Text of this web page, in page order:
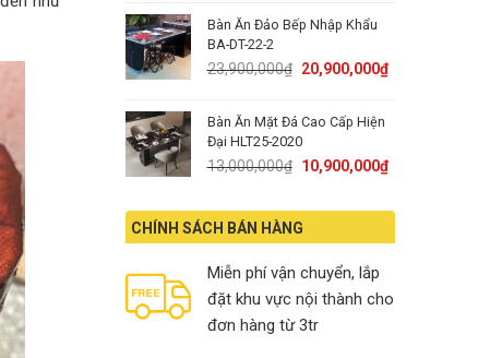
20,900,000₫.
Bàn Ăn Đảo Bếp Nhập Khẩu
BA-DT-22-2
23,900,000₫ Original
23,900,000₫.
20,900,000₫Current
Bàn Ăn Mặt Đá Cao Cấp Hiện
Đại HLT25-2020
13,000,000₫ Original
was:
13,000,000₫.
10,900,000₫Current
is:
CHÍNH SÁCH BÁN HÀNG
Miễn phí vận chuyển, lắp
đặt khu vực nội thành cho
đơn hàng từ 3tr